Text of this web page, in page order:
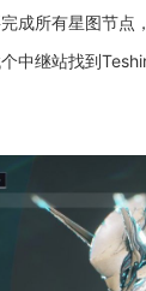
成所有星图节
中继站找到